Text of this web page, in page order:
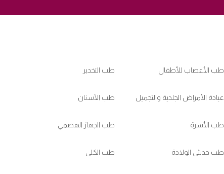
طب الأعصاب للأطفال طب التخدير
عيادة الأمراض الجلدية والتجميل طب الأسنان
طب الأسرة طب الجهاز الهضمي
طب حديثي الولادة طب الكلى